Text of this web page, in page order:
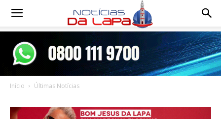
Notícias
Início Últimas Notícias